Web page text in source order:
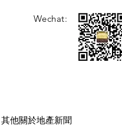
Wechat:
其他關於地產新聞